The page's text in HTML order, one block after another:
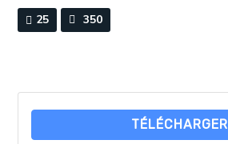
25 350
TÉLÉCHARGER